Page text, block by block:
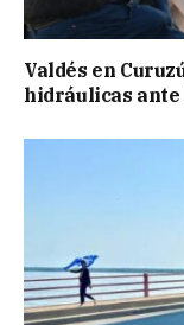
Valdés en
hidráulicas